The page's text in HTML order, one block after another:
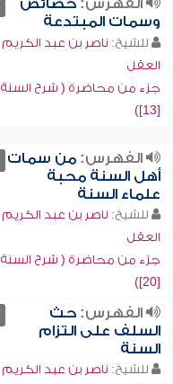
الفهرس:خصائص
وسمات المبتدعة
للشيخ: ناصر بن عبد الكريم
العقل
جزء من محاضرة ( شرح السنة
[13])
الفهرس:من سمات
أهل السنة محبة
علماء السنة
للشيخ: ناصر بن عبد الكريم
العقل
جزء من محاضرة ( شرح السنة
[20])
الفهرس:حث
السلف على التزام
السنة
للشيخ: ناصر بن عبد الكريم